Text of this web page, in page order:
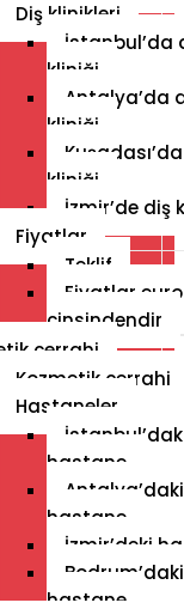
Diş klinikleri
İstanbul’da
kliniği
Antalya’da
kliniği
kliniği
İzmir’de diş
Fiyatlar
Teklif
Fiyatlar euro
cinsindendir
cerrahi
Kozmetik cerrahi
Hastaneler
hastane
Antalya’daki
hastane
İzmir’deki
Bodrum’daki
hastane